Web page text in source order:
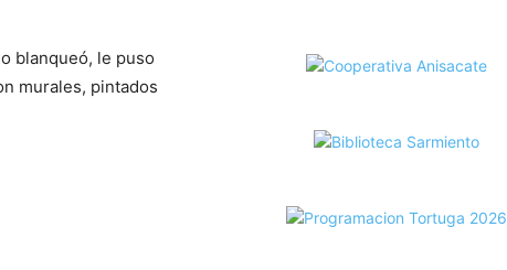
blanqueó, le puso
murales, pintados